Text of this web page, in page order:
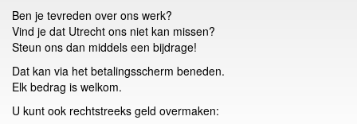
Ben je tevreden over ons werk?
Vind je dat Utrecht ons niet kan missen?
Steun ons dan middels een bijdrage!
Dat kan via het betalingsscherm beneden.
Elk bedrag is welkom.
U kunt ook rechtstreeks geld overmaken: